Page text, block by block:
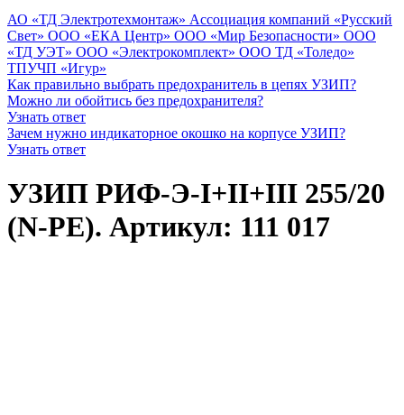
АО «ТД Электротехмонтаж» Ассоциация компаний «Русский
Свет» ООО «ЕКА Центр» ООО «Мир Безопасности» ООО
«ТД УЭТ» ООО «Электрокомплект» ООО ТД «Толедо»
ТПУЧП «Игур»
Как правильно выбрать предохранитель в цепях УЗИП?
Можно ли обойтись без предохранителя?
Узнать ответ
Зачем нужно индикаторное окошко на корпусе УЗИП?
Узнать ответ
УЗИП РИФ-Э-I+II+III 255/20
(N-PE). Артикул: 111 017